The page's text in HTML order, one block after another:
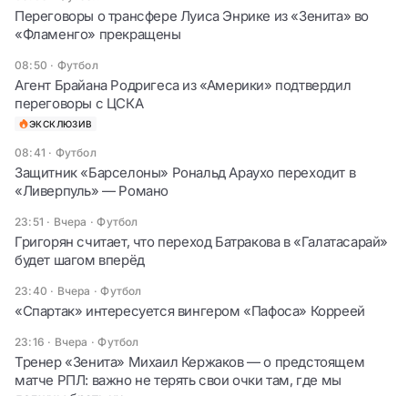
Переговоры о трансфере Луиса Энрике из «Зенита» во
«Фламенго» прекращены
08:50 · Футбол
Агент Брайана Родригеса из «Америки» подтвердил
переговоры с ЦСКА
ЭКСКЛЮЗИВ
08:41 · Футбол
Защитник «Барселоны» Рональд Араухо переходит в
«Ливерпуль» — Романо
23:51 · Вчера ·Футбол
Григорян считает, что переход Батракова в «Галатасарай»
будет шагом вперёд
23:40 · Вчера ·Футбол
«Спартак» интересуется вингером «Пафоса» Корреей
23:16 · Вчера ·Футбол
Тренер «Зенита» Михаил Кержаков — о предстоящем
матче РПЛ: важно не терять свои очки там, где мы